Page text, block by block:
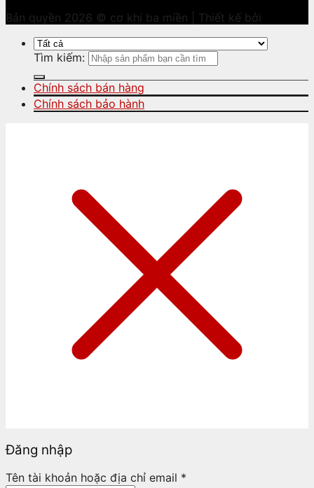
Bản quyền 2026 © cơ khí ba miền | Thiết kế bởi
Tìm kiếm:
Chính sách bán hàng
Chính sách bảo hành
Đăng nhập
Tên tài khoản hoặc địa chỉ email *